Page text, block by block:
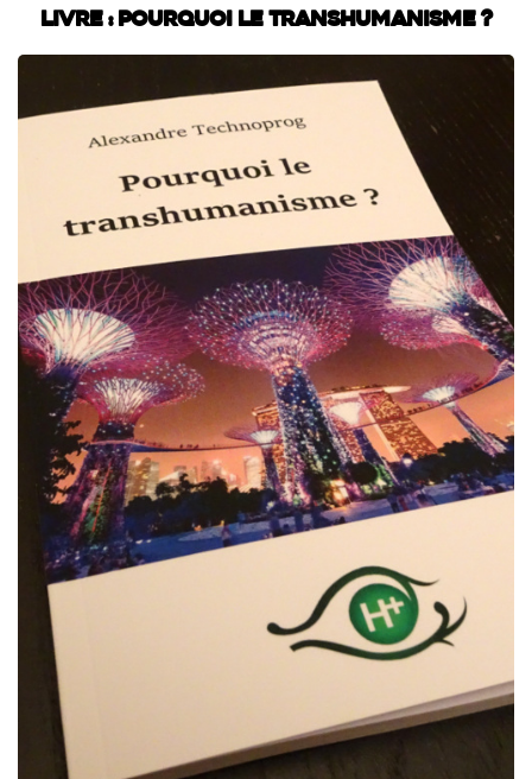
Livre : Pourquoi le transhumanisme ?